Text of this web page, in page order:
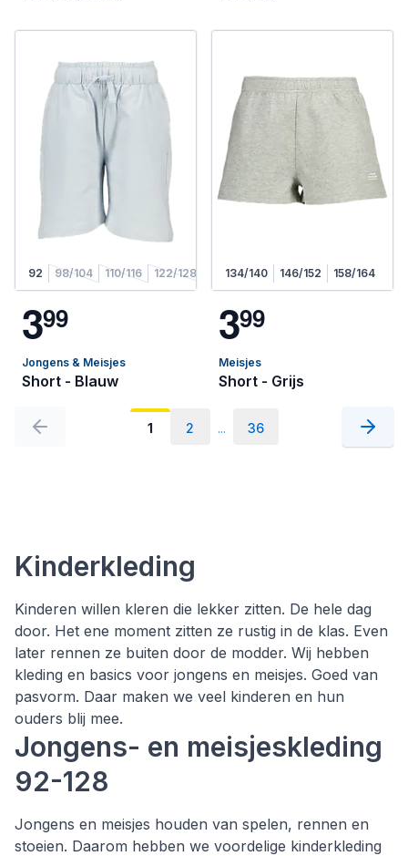
92 98/104 110/116 122/128
399
Jongens & Meisjes
Short - Blauw
134/140 146/152 158/164
399
Meisjes
Short - Grijs
1 2 ... 36
Kinderkleding
Kinderen willen kleren die lekker zitten. De hele dag
door. Het ene moment zitten ze rustig in de klas. Even
later rennen ze buiten door de modder. Wij hebben
kleding en basics voor jongens en meisjes. Goed van
pasvorm. Daar maken we veel kinderen en hun
ouders blij mee.
Jongens- en meisjeskleding
92-128
Jongens en meisjes houden van spelen, rennen en
stoeien. Daarom hebben we voordelige kinderkleding